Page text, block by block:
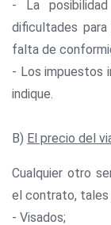
- La
dificultades
falta de
- Los impuestos
indique.
B) El precio del
Cualquier otro
el contrato, tales
- Visados;